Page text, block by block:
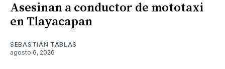
Asesinan a conductor de mototaxi
en Tlayacapan
SEBASTIÁN TABLAS
agosto 6, 2026